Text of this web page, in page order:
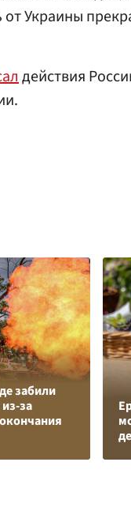
от Украины
действия
забили
за